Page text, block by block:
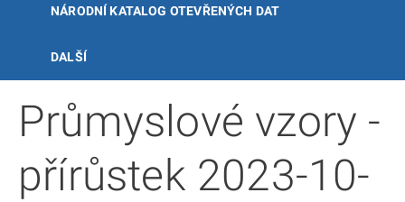
NÁRODNÍ KATALOG OTEVŘENÝCH DAT
DALŠÍ
Průmyslové vzory -
přírůstek 2023-10-